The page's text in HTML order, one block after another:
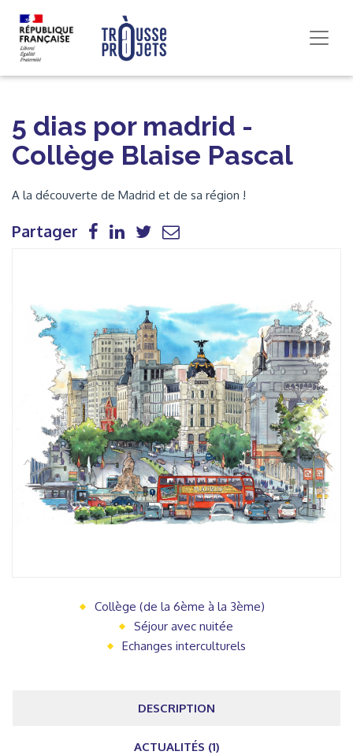
5 dias por madrid -
Collège Blaise Pascal
A la découverte de Madrid et de sa région !
Partager
Collège (de la 6ème à la 3ème)
Séjour avec nuitée
Echanges interculturels
DESCRIPTION
ACTUALITÉS (1)